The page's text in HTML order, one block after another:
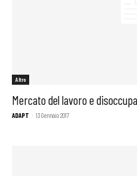
Altro
Mercato del lavoro e
ADAPT - 13 Gennaio 2017